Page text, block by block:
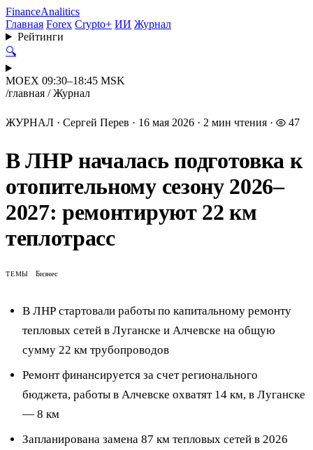
FinanceAnalitics
Главная Forex Crypto+ ИИ Журнал
Рейтинги
🔍
MOEX 09:30–18:45 MSK
/главная / Журнал
ЖУРНАЛ · Сергей Перев · 16 мая 2026 · 2 мин чтения · 47
В ЛНР началась подготовка к
отопительному сезону 2026–
2027: ремонтируют 22 км
теплотрасс
ТЕМЫ Бизнес
В ЛНР стартовали работы по капитальному ремонту
тепловых сетей в Луганске и Алчевске на общую
сумму 22 км трубопроводов
Ремонт финансируется за счет регионального
бюджета, работы в Алчевске охватят 14 км, в Луганске
— 8 км
Запланирована замена 87 км тепловых сетей в 2026